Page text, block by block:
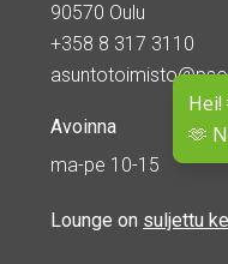
🫶
90570 Oulu
+358 8 317 3110
Avoinna
ma-pe 10-15
Lounge on suljettu